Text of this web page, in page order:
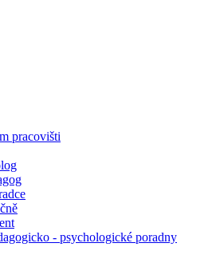
pracovišti
- psychologické poradny